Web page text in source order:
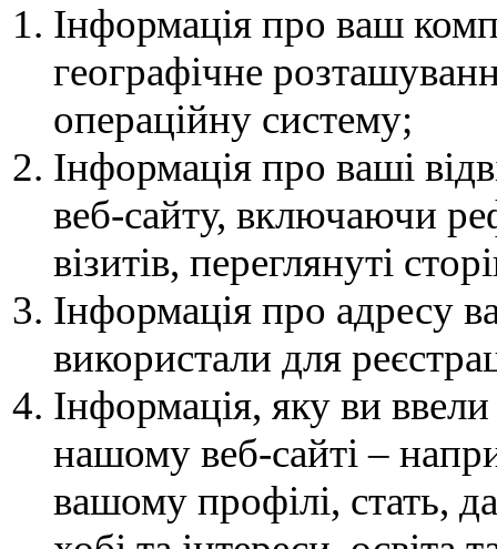
Інформація про ваш
географічне
операційну систему;
Інформація про ваші
веб-сайту, включаючи
візитів, переглянуті
Інформація про адресу
використали для
Інформація, яку ви
нашому веб-сайті –
вашому профілі, стать,